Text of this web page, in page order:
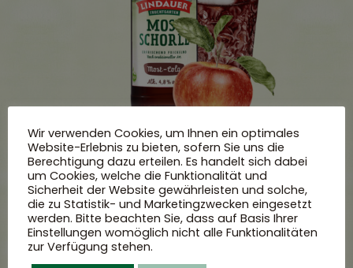
Mehr entdecken
Wir verwenden Cookies, um Ihnen ein optimales
Website-Erlebnis zu bieten, sofern Sie uns die
Berechtigung dazu erteilen. Es handelt sich dabei
um Cookies, welche die Funktionalität und
Sicherheit der Website gewährleisten und solche,
die zu Statistik- und Marketingzwecken eingesetzt
werden. Bitte beachten Sie, dass auf Basis Ihrer
Einstellungen womöglich nicht alle Funktionalitäten
zur Verfügung stehen.